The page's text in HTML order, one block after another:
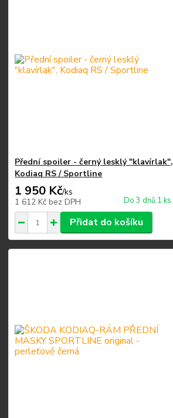
Přední spoiler - černý lesklý "klavírlak",
Kodiaq RS / Sportline
1 950 Kč/ks
1 612 Kčbez DPH Do 3 dnů 1 ks
Přidat do košíku